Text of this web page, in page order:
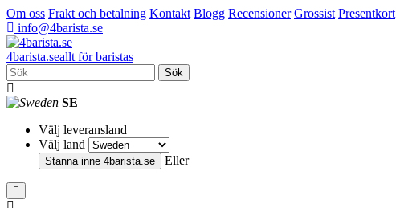
Om oss Frakt och betalning Kontakt Blogg Recensioner Grossist Presentkort
info@4barista.se
4barista.seallt för baristas
Sök
SE
Välj leveransland
Välj land
Stanna inne 4barista.se Eller